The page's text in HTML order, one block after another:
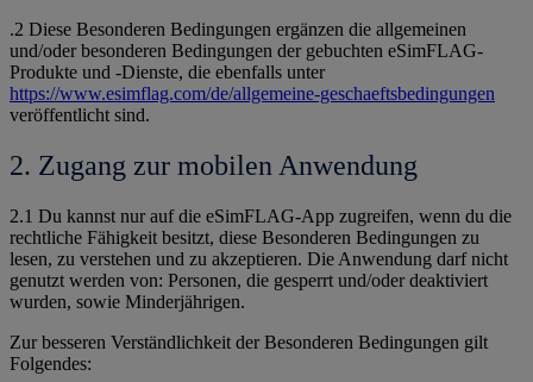
.2 Diese Besonderen Bedingungen ergänzen die allgemeinen
und/oder besonderen Bedingungen der gebuchten eSimFLAG-
Produkte und -Dienste, die ebenfalls unter
https://www.esimflag.com/de/allgemeine-geschaeftsbedingungen
veröffentlicht sind.
2. Zugang zur mobilen Anwendung
2.1 Du kannst nur auf die eSimFLAG-App zugreifen, wenn du die
rechtliche Fähigkeit besitzt, diese Besonderen Bedingungen zu
lesen, zu verstehen und zu akzeptieren. Die Anwendung darf nicht
genutzt werden von: Personen, die gesperrt und/oder deaktiviert
wurden, sowie Minderjährigen.
Zur besseren Verständlichkeit der Besonderen Bedingungen gilt
Folgendes: